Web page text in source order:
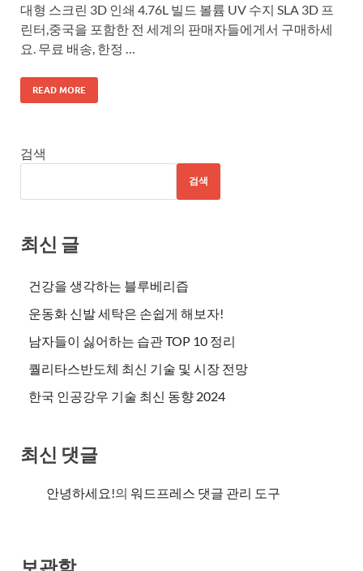
대형 스크린 3D 인쇄 4.76L 빌드 볼륨 UV 수지 SLA 3D 프
린터,중국을 포함한 전 세계의 판매자들에게서 구매하세
요. 무료 배송, 한정 …
READ MORE
검색
검색
최신 글
건강을 생각하는 블루베리즙
운동화 신발 세탁은 손쉽게 해보자!
남자들이 싫어하는 습관 TOP 10 정리
퀄리타스반도체 최신 기술 및 시장 전망
한국 인공강우 기술 최신 동향 2024
최신 댓글
안녕하세요!의 워드프레스 댓글 관리 도구
보관함